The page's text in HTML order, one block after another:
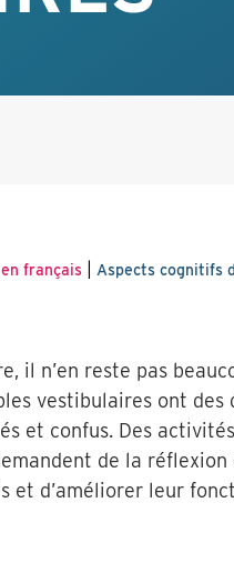
français| Aspects cognitifs
il n’en reste pas
vestibulaires ont
et confus. Des
de la réflexion
et d’améliorer leur